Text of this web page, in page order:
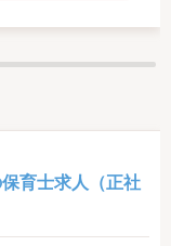
育士求人（正社